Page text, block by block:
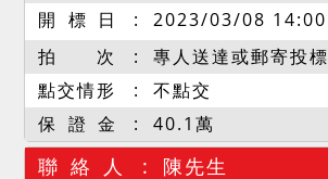
開 標 日
2023/03/08 14:00
拍 次
專人送達或郵寄投標
點交情形
不點交
保 證 金
40.1萬
聯 絡 人 陳先生